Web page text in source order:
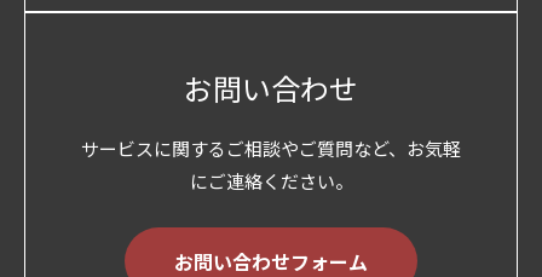
お問い合わせ
サービスに関するご相談やご質問など、お気軽
にご連絡ください。
お問い合わせフォーム